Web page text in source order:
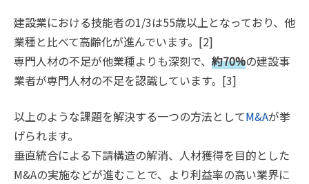
建設業における技能者の1/3は55歳以上となっており、他
業種と比べて高齢化が進んでいます。[2]
専門人材の不足が他業種よりも深刻で、 約70%の建設事
業者が専門人材の不足を認識しています。[3]
以上のような課題を解決する一つの方法としてM&Aが挙
げられます。
垂直統合による下請構造の解消、人材獲得を目的とした
M&Aの実施などが進むことで、より利益率の高い業界に